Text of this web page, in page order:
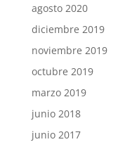
agosto 2020
diciembre 2019
noviembre 2019
octubre 2019
marzo 2019
junio 2018
junio 2017